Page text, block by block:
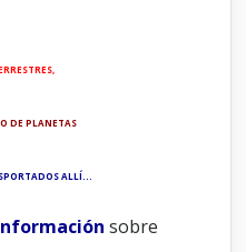
DE PLANETAS
ALLÍ...
sobre